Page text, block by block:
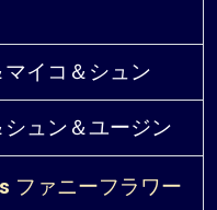
イコ＆シュン
ュン＆ユージン
ファニーフラワー